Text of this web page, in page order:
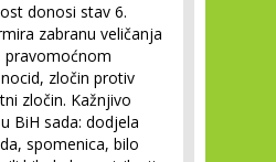
donosi stav 6.
zabranu veličanja
pravomoćnom
zločin protiv
zločin. Kažnjivo
BiH sada: dodjela
spomenica, bilo